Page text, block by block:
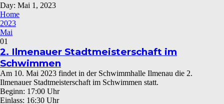
Day: Mai 1, 2023
Home
2023
Mai
01
2. Ilmenauer Stadtmeisterschaft im
Schwimmen
Am 10. Mai 2023 findet in der Schwimmhalle Ilmenau die 2.
Ilmenauer Stadtmeisterschaft im Schwimmen statt.
Beginn: 1 7:00 Uhr
Einlass: 16:30 Uhr